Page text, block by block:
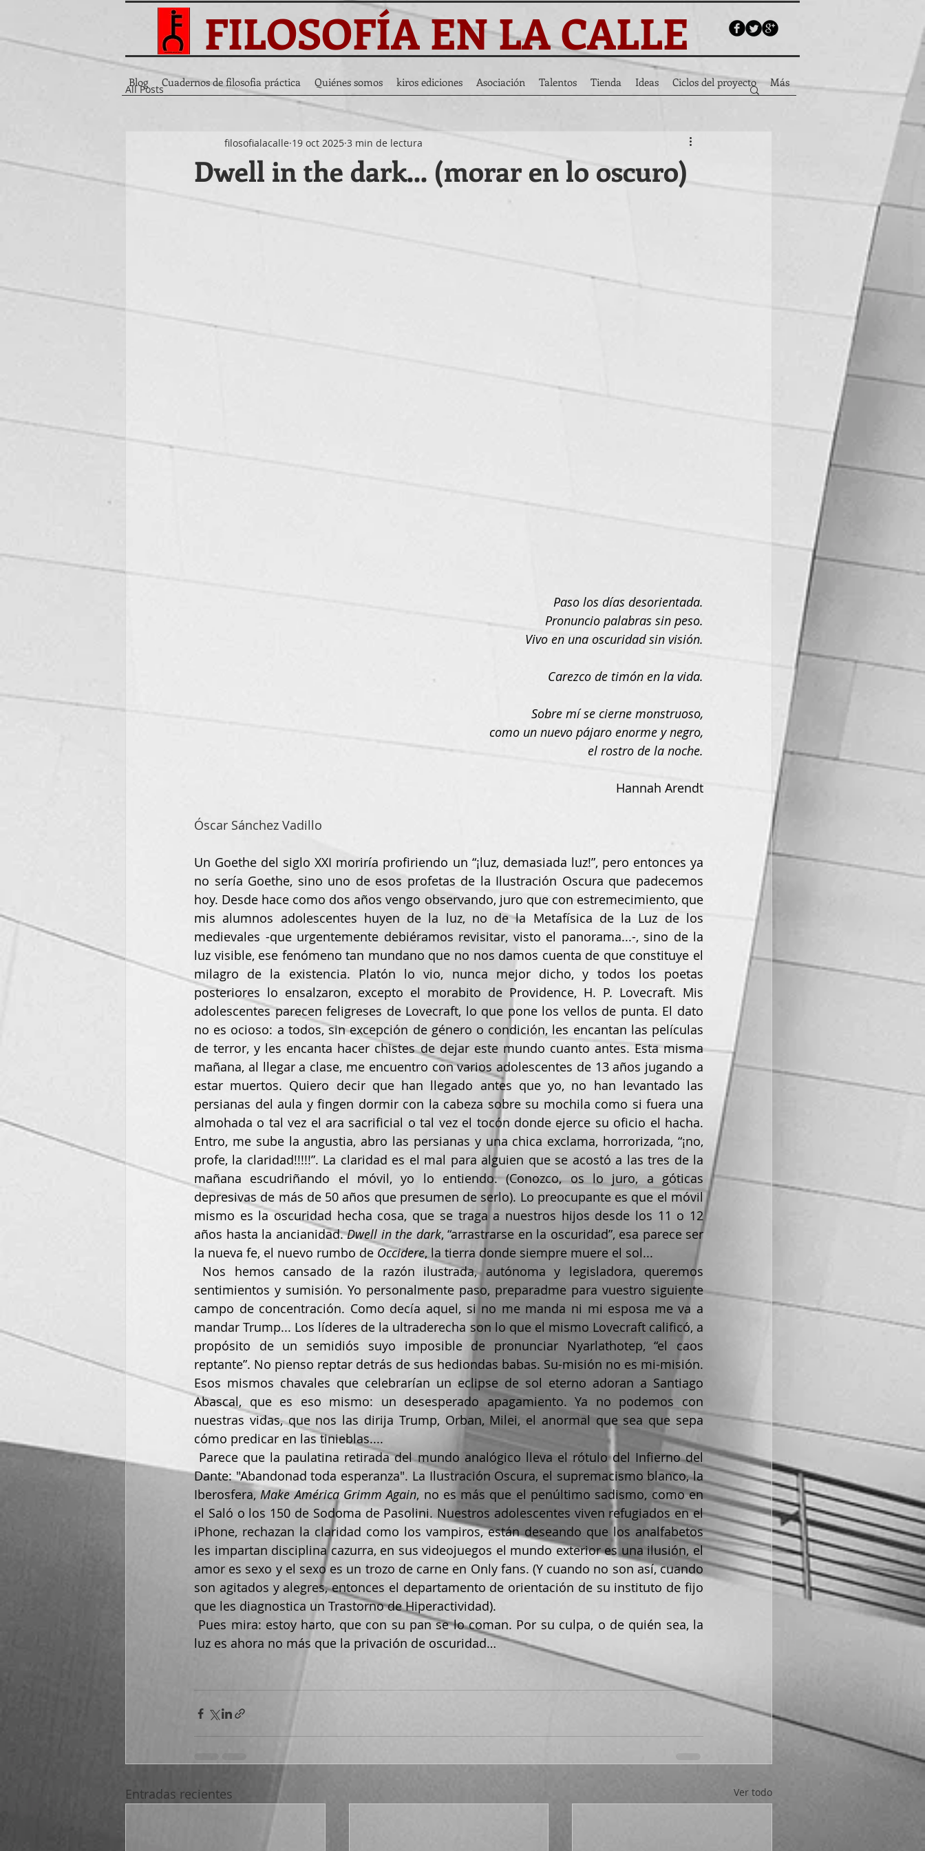
FILOSOFÍA EN LA CALLE
All Posts
Dwell in the dark... (morar en lo oscuro)
filosofialacalle 19 oct 2025 3 min de lectura
Paso los días desorientada.
Pronuncio palabras sin peso.
Vivo en una oscuridad sin visión.
Carezco de timón en la vida.
Sobre mí se cierne monstruoso,
como un nuevo pájaro enorme y negro,
el rostro de la noche.
Hannah Arendt
Óscar Sánchez Vadillo
Un Goethe del siglo XXI moriría profiriendo un “¡luz, demasiada luz!”, pero entonces ya
no sería Goethe, sino uno de esos profetas de la Ilustración Oscura que padecemos
hoy. Desde hace como dos años vengo observando, juro que con estremecimiento, que
mis alumnos adolescentes huyen de la luz, no de la Metafísica de la Luz de los
medievales -que urgentemente debiéramos revisitar, visto el panorama...-, sino de la
luz visible, ese fenómeno tan mundano que no nos damos cuenta de que constituye el
milagro de la existencia. Platón lo vio, nunca mejor dicho, y todos los poetas
posteriores lo ensalzaron, excepto el morabito de Providence, H. P. Lovecraft. Mis
adolescentes parecen feligreses de Lovecraft, lo que pone los vellos de punta. El dato
no es ocioso: a todos, sin excepción de género o condición, les encantan las películas
de terror, y les encanta hacer chistes de dejar este mundo cuanto antes. Esta misma
mañana, al llegar a clase, me encuentro con varios adolescentes de 13 años jugando a
estar muertos. Quiero decir que han llegado antes que yo, no han levantado las
persianas del aula y fingen dormir con la cabeza sobre su mochila como si fuera una
almohada o tal vez el ara sacrificial o tal vez el tocón donde ejerce su oficio el hacha.
Entro, me sube la angustia, abro las persianas y una chica exclama, horrorizada, “¡no,
profe, la claridad!!!!!”. La claridad es el mal para alguien que se acostó a las tres de la
mañana escudriñando el móvil, yo lo entiendo. (Conozco, os lo juro, a góticas
depresivas de más de 50 años que presumen de serlo). Lo preocupante es que el móvil
mismo es la oscuridad hecha cosa, que se traga a nuestros hijos desde los 11 o 12
años hasta la ancianidad. Dwell in the dark, “arrastrarse en la oscuridad”, esa parece ser
la nueva fe, el nuevo rumbo de Occidere, la tierra donde siempre muere el sol...
sentimientos y sumisión. Yo personalmente paso, preparadme para vuestro siguiente
campo de concentración. Como decía aquel, si no me manda ni mi esposa me va a
mandar Trump... Los líderes de la ultraderecha son lo que el mismo Lovecraft calificó, a
propósito de un semidiós suyo imposible de pronunciar Nyarlathotep, “el caos
reptante”. No pienso reptar detrás de sus hediondas babas. Su-misión no es mi-misión.
Esos mismos chavales que celebrarían un eclipse de sol eterno adoran a Santiago
Abascal, que es eso mismo: un desesperado apagamiento. Ya no podemos con
nuestras vidas, que nos las dirija Trump, Orban, Milei, el anormal que sea que sepa
cómo predicar en las tinieblas....
Dante: "Abandonad toda esperanza". La Ilustración Oscura, el supremacismo blanco, la
Iberosfera, Make América Grimm Again, no es más que el penúltimo sadismo, como en
el Saló o los 150 de Sodoma de Pasolini. Nuestros adolescentes viven refugiados en el
iPhone, rechazan la claridad como los vampiros, están deseando que los analfabetos
les impartan disciplina cazurra, en sus videojuegos el mundo exterior es una ilusión, el
amor es sexo y el sexo es un trozo de carne en Only fans. (Y cuando no son así, cuando
son agitados y alegres, entonces el departamento de orientación de su instituto de fijo
que les diagnostica un Trastorno de Hiperactividad).
luz es ahora no más que la privación de oscuridad…
Entradas recientes Ver todo
Blog Cuadernos de filosofia práctica Quiénes somos kiros ediciones Asociación Talentos Tienda Ideas Ciclos del proyecto Más